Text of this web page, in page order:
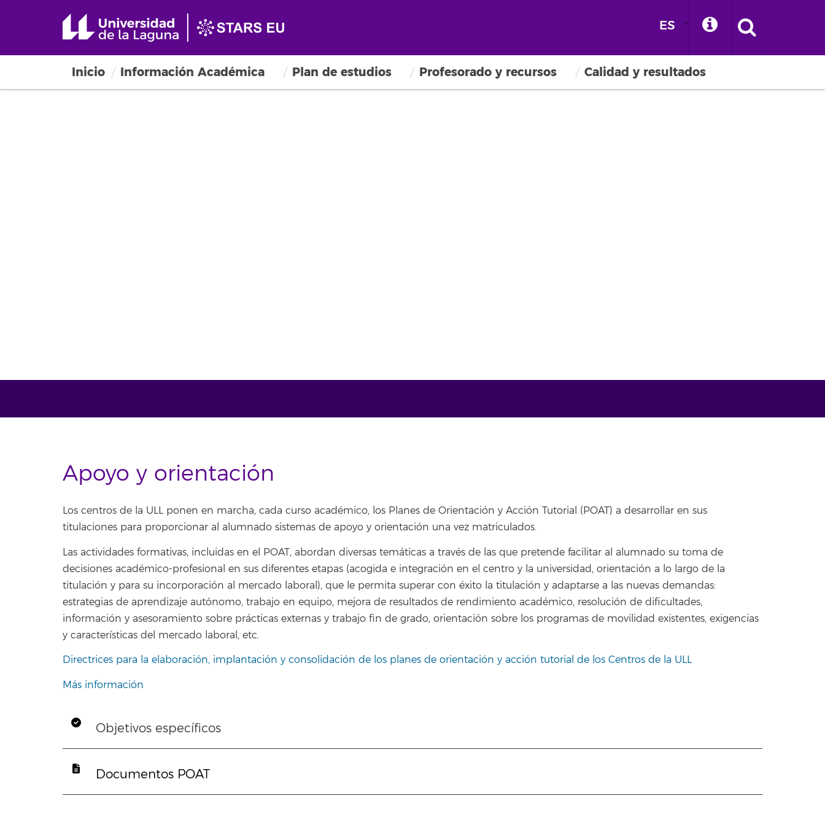
ES
Inicio Información Académica Plan de estudios Profesorado y recursos Calidad y resultados
Apoyo y orientación
Los centros de la ULL ponen en marcha, cada curso académico, los Planes de Orientación y Acción Tutorial (POAT) a desarrollar en sus
titulaciones para proporcionar al alumnado sistemas de apoyo y orientación una vez matriculados.
Las actividades formativas, incluidas en el POAT, abordan diversas temáticas a través de las que pretende facilitar al alumnado su toma de
decisiones académico-profesional en sus diferentes etapas (acogida e integración en el centro y la universidad, orientación a lo largo de la
titulación y para su incorporación al mercado laboral), que le permita superar con éxito la titulación y adaptarse a las nuevas demandas:
estrategias de aprendizaje autónomo, trabajo en equipo, mejora de resultados de rendimiento académico, resolución de dificultades,
información y asesoramiento sobre prácticas externas y trabajo fin de grado, orientación sobre los programas de movilidad existentes, exigencias
y características del mercado laboral, etc.
Directrices para la elaboración, implantación y consolidación de los planes de orientación y acción tutorial de los Centros de la ULL
Más información
Objetivos específicos
Documentos POAT